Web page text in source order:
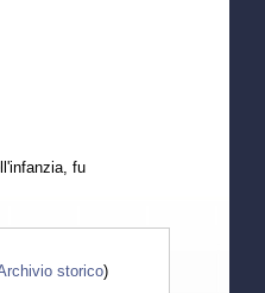
fu
storico)